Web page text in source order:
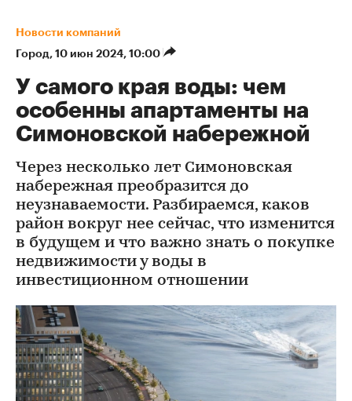
Новости компаний
Город⁠, 10 июн 2024, 10:00
У самого края воды: чем
особенны апартаменты на
Симоновской набережной
Через несколько лет Симоновская
набережная преобразится до
неузнаваемости. Разбираемся, каков
район вокруг нее сейчас, что изменится
в будущем и что важно знать о покупке
недвижимости у воды в
инвестиционном отношении